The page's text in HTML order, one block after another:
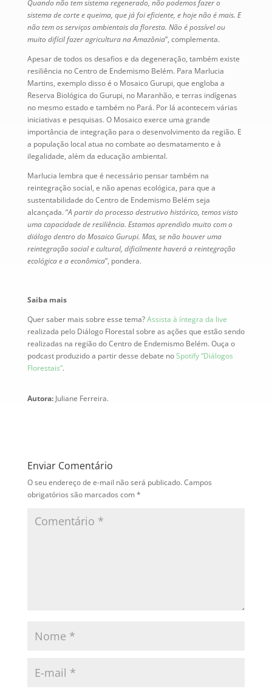
Quando não tem sistema regenerado, não podemos fazer o
sistema de corte e queima, que já foi eficiente, e hoje não é mais. E
não tem os serviços ambientais da floresta. Não é possível ou
muito difícil fazer agricultura na Amazônia”, complementa.
Apesar de todos os desafios e da degeneração, também existe
resiliência no Centro de Endemismo Belém. Para Marlucia
Martins, exemplo disso é o Mosaico Gurupi, que engloba a
Reserva Biológica do Gurupi, no Maranhão, e terras indígenas
no mesmo estado e também no Pará. Por lá acontecem várias
iniciativas e pesquisas. O Mosaico exerce uma grande
importância de integração para o desenvolvimento da região. E
a população local atua no combate ao desmatamento e à
ilegalidade, além da educação ambiental.
Marlucia lembra que é necessário pensar também na
reintegração social, e não apenas ecológica, para que a
sustentabilidade do Centro de Endemismo Belém seja
alcançada. “A partir do processo destrutivo histórico, temos visto
uma capacidade de resiliência. Estamos aprendido muito com o
diálogo dentro do Mosaico Gurupi. Mas, se não houver uma
reintegração social e cultural, dificilmente haverá a reintegração
ecológica e a econômica”, pondera.
Saiba mais
Quer saber mais sobre esse tema?Assista à íntegra da live
realizada pelo Diálogo Florestal sobre as ações que estão sendo
realizadas na região do Centro de Endemismo Belém. Ouça o
podcast produzido a partir desse debate noSpotify “Diálogos
Florestais”.
Autora:Juliane Ferreira.
Enviar Comentário
O seu endereço de e-mail não será publicado.Campos
obrigatórios são marcados com *